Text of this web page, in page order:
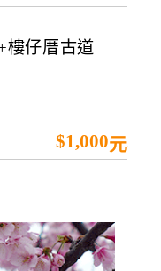
樓仔厝古道
$1,000起